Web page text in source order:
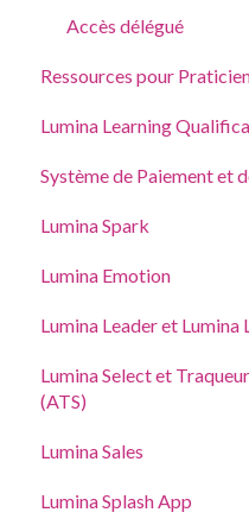
Accès délégué
Ressources pour
Guides de Coaching et
Lumina Learning
Portail
Système de Paiement et
Acheter et ajouter des
Adresse, taxes et
Lumina Spark
Lumina Emotion
Lumina Leader et Lumina
Lumina Select et
(ATS)
Traqueur de candidats
Explication de Lumina
Lumina Sales
Lumina Splash App